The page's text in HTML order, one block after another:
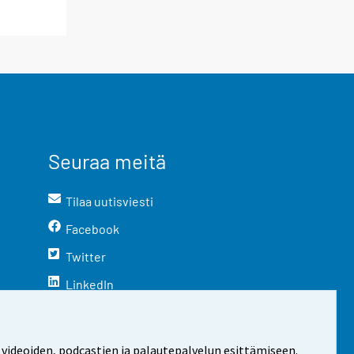
podcastien ja palautepalvelun esittämiseen.
Seuraa meitä
Tilaa uutisviesti
Facebook
Twitter
LinkedIn